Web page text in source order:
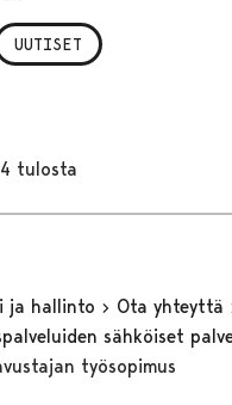
UUTISET
tulosta
ja hallinto Ota yhteyttä
sähköiset
työsopimus